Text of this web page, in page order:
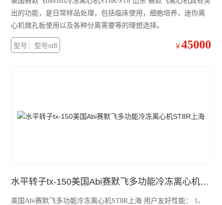
加热模块
混匀仪热盖
出的功能，是日常样品处理，包括临床使用，细胞培养，迷你离
心机微孔板使用以及各种分离需要等的理想选择。
型号：型号st8 ￥ 45000
水平转子tx-150美国Abi赛默飞多功能冷冻离心机ST8R上海
美国Abi赛默飞多功能冷冻离心机ST8R上海 用户友好性能： 1、